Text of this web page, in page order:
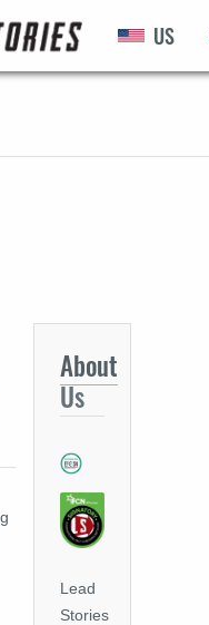
US
About
Us
Lead
Stories